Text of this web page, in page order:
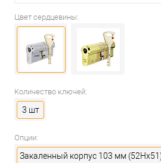
Цвет сердцевины:
Количество ключей:
3 шт
Опции:
Закаленный корпус 103 мм